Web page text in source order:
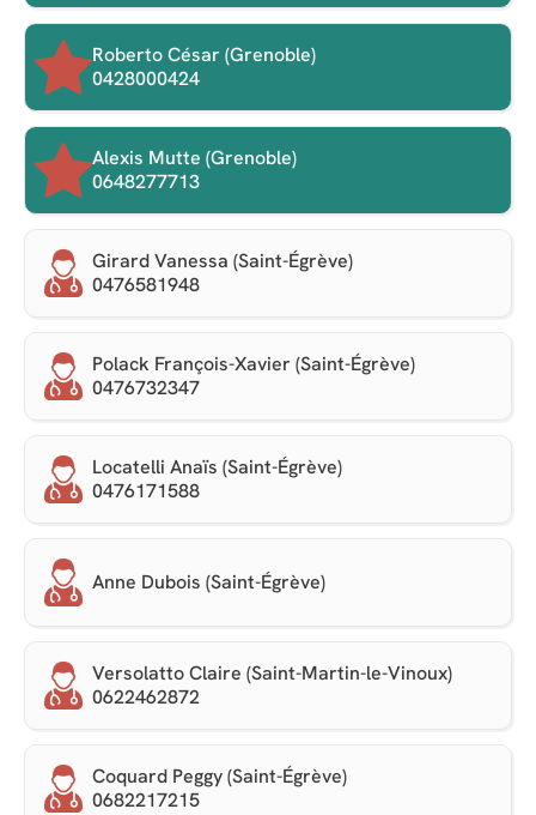
Roberto César (Grenoble)
0428000424
Alexis Mutte (Grenoble)
0648277713
Girard Vanessa (Saint-Égrève)
0476581948
Polack François-Xavier (Saint-Égrève)
0476732347
Locatelli Anaïs (Saint-Égrève)
0476171588
Anne Dubois (Saint-Égrève)
Versolatto Claire (Saint-Martin-le-Vinoux)
0622462872
Coquard Peggy (Saint-Égrève)
0682217215